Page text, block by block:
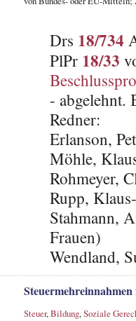
Drs 18/734
PlPr 18/33
- abgelehnt.
Redner:
Erlanson,
Möhle,
Rohmeyer,
Rupp,
Stahmann,
Frauen)
Wendland,
Steuer,Bildung,Soziale